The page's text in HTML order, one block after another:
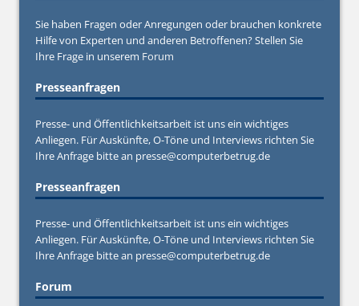
Sie haben Fragen oder Anregungen oder brauchen konkrete
Hilfe von Experten und anderen Betroffenen? Stellen Sie
Ihre Frage in unserem Forum
Presseanfragen
Presse- und Öffentlichkeitsarbeit ist uns ein wichtiges
Anliegen. Für Auskünfte, O-Töne und Interviews richten Sie
Ihre Anfrage bitte an presse@computerbetrug.de
Presseanfragen
Presse- und Öffentlichkeitsarbeit ist uns ein wichtiges
Anliegen. Für Auskünfte, O-Töne und Interviews richten Sie
Ihre Anfrage bitte an presse@computerbetrug.de
Forum